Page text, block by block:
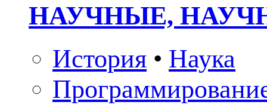
НАУЧНЫЕ,
История • Наука